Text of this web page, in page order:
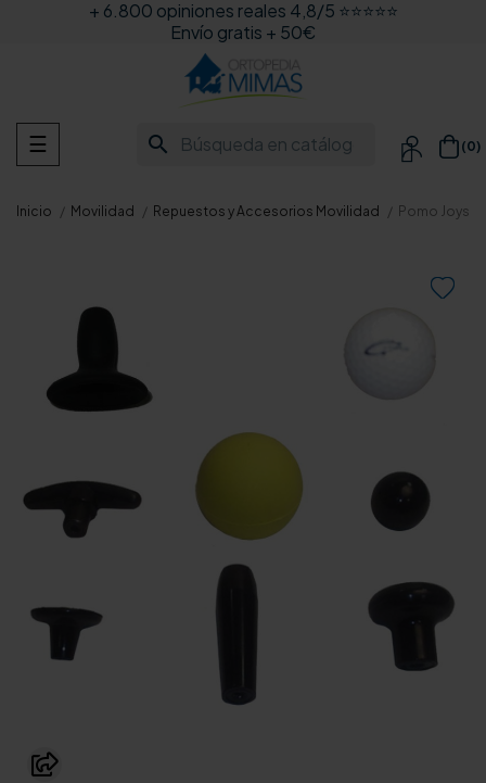
+ 6.800 opiniones reales 4,8/5 ⭐⭐⭐⭐⭐
Envío gratis + 50€
search  (0)
Navegación
de
☰
Inicio Movilidad Repuestos y Accesorios Movilidad Pomo
